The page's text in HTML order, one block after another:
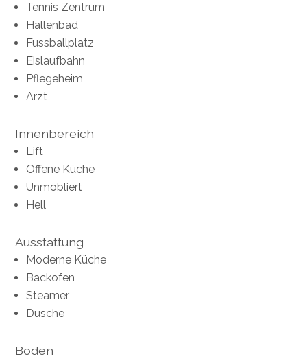
Tennis Zentrum
Hallenbad
Fussballplatz
Eislaufbahn
Pflegeheim
Arzt
Innenbereich
Lift
Offene Küche
Unmöbliert
Hell
Ausstattung
Moderne Küche
Backofen
Steamer
Dusche
Boden